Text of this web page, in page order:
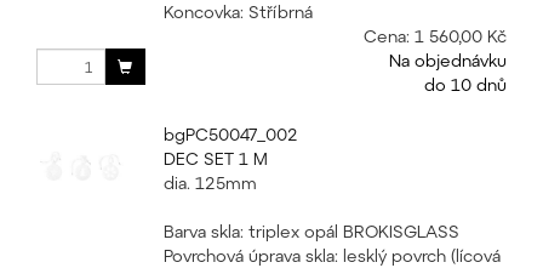
Koncovka: Stříbrná
Cena: 1 560,00 Kč
Na objednávku
do 10 dnů
bgPC50047_002
DEC SET 1 M
dia. 125mm
Barva skla: triplex opál BROKISGLASS
Povrchová úprava skla: lesklý povrch (lícová